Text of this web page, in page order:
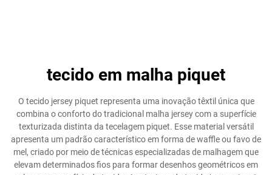
tecido em malha piquet
O tecido jersey piquet representa uma inovação têxtil única que
combina o conforto do tradicional malha jersey com a superfície
texturizada distinta da tecelagem piquet. Esse material versátil
apresenta um padrão característico em forma de waffle ou favo de
mel, criado por meio de técnicas especializadas de malhagem que
elevam determinados fios para formar desenhos geométricos em